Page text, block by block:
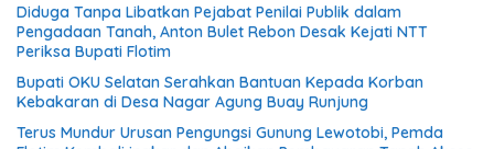
Diduga Tanpa Libatkan Pejabat Penilai Publik dalam
Pengadaan Tanah, Anton Bulet Rebon Desak Kejati NTT
Periksa Bupati Flotim
Bupati OKU Selatan Serahkan Bantuan Kepada Korban
Kebakaran di Desa Nagar Agung Buay Runjung
Terus Mundur Urusan Pengungsi Gunung Lewotobi, Pemda